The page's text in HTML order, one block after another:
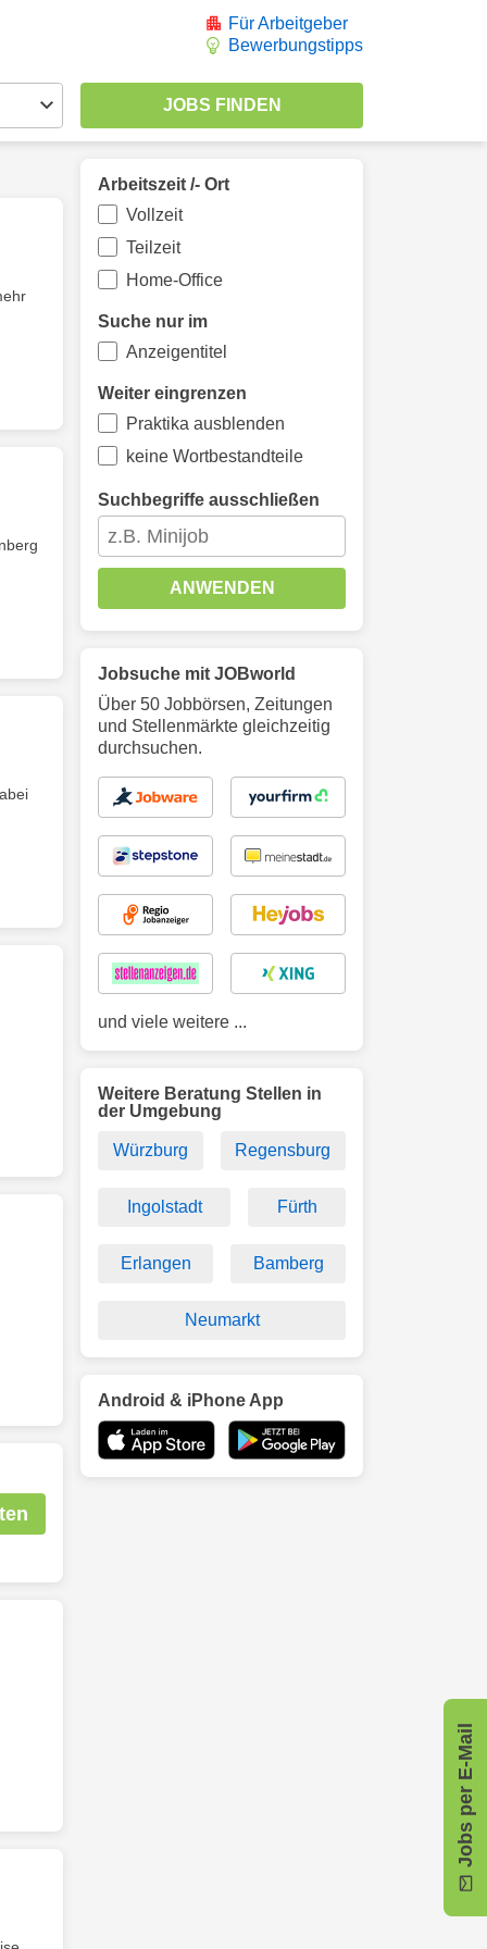
Für Arbeitgeber
Bewerbungstipps
Jobs per E-Mail
Arbeitszeit /- Ort
Vollzeit
Teilzeit
Home-Office
Suche nur im
Anzeigentitel
Weiter eingrenzen
Praktika ausblenden
keine Wortbestandteile
Suchbegriffe ausschließen
ANWENDEN
Jobsuche mit JOBworld
Über 50 Jobbörsen, Zeitungen
und Stellenmärkte gleichzeitig
durchsuchen.
und viele weitere ...
Weitere Beratung Stellen in
der Umgebung
Würzburg Regensburg
Ingolstadt Fürth
Erlangen Bamberg
Neumarkt
Android & iPhone App